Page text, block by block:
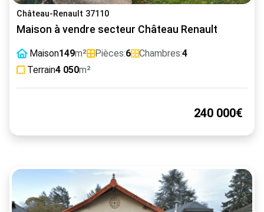
Château-Renault 37110
Maison à vendre secteur Château Renault
Maison149m² Pièces:6 Chambres:4
Terrain4 050m²
240 000€